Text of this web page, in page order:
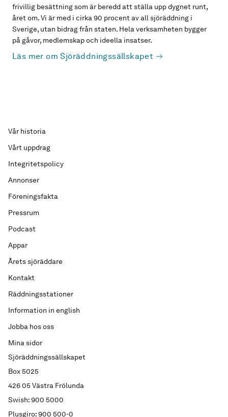
frivillig besättning som är beredd att ställa upp dygnet runt,
året om. Vi är med i cirka 90 procent av all sjöräddning i
Sverige, utan bidrag från staten. Hela verksamheten bygger
på gåvor, medlemskap och ideella insatser.
Läs mer om Sjöräddningssällskapet
Sjöräddningssällskapet
Box 5025
426 05 Västra Frölunda
Swish: 900 5000
Plusgiro: 900 500-0
Vår historia
Vårt uppdrag
Integritetspolicy
Annonser
Föreningsfakta
Pressrum
Podcast
Appar
Årets sjöräddare
Kontakt
Räddningsstationer
Information in english
Jobba hos oss
Mina sidor